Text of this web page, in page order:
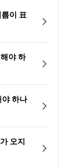
이 표
야 하
하나
오지